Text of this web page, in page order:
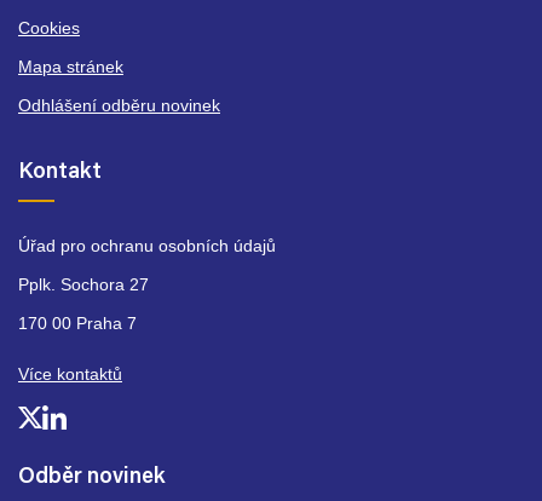
Odběr novinek
Cookies
Mapa stránek
Odhlášení odběru novinek
Kontakt
Úřad pro ochranu osobních údajů
Pplk. Sochora 27
170 00 Praha 7
Více kontaktů